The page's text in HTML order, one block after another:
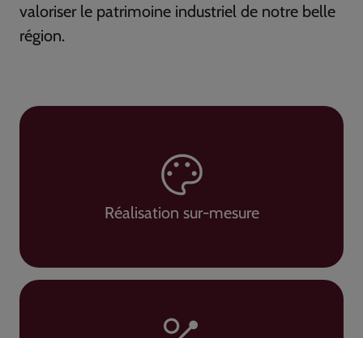
valoriser le patrimoine industriel de notre belle
région.
Réalisation sur-mesure